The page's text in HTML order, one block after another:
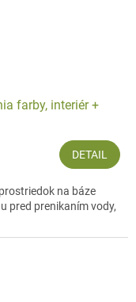
farby, interiér +
DETAIL
na báze
pred prenikaním vody,